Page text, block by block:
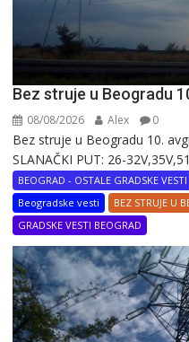
Bez struje u Beogradu
08/08/2026 Alex 0
Bez struje u Beogradu 10.
SLANAČKI PUT: 26-
BEOGRAD - OSTALE GRADSKE VESTI
Beogradske vesti
BEZ STRUJE U
GRADSKE VESTI BEOGRAD